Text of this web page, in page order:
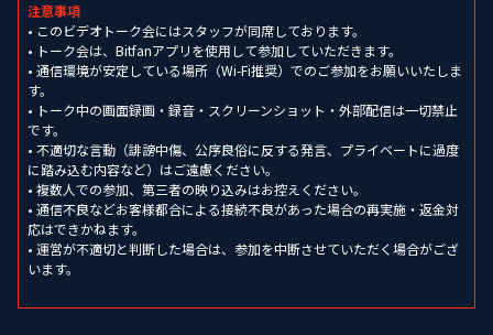
注意事項
• このビデオトーク会にはスタッフが同席しております。
• トーク会は、Bitfanアプリを使用して参加していただきます。
• 通信環境が安定している場所（Wi-Fi推奨）でのご参加をお願いいたしま
す。
• トーク中の画面録画・録音・スクリーンショット・外部配信は一切禁止
です。
• 不適切な言動（誹謗中傷、公序良俗に反する発言、プライベートに過度
に踏み込む内容など）はご遠慮ください。
• 複数人での参加、第三者の映り込みはお控えください。
• 通信不良などお客様都合による接続不良があった場合の再実施・返金対
応はできかねます。
• 運営が不適切と判断した場合は、参加を中断させていただく場合がござ
います。